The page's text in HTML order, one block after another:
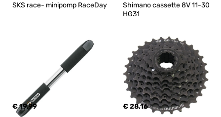
SKS race- minipomp RaceDay
€ 19,99
Shimano cassette 8V 11-30
HG31
€ 28,16